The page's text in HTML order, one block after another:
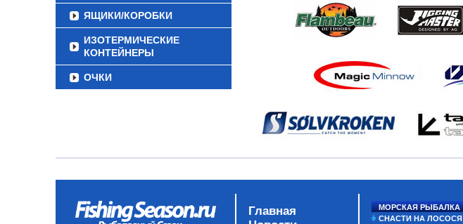
ЯЩИКИ/КОРОБКИ
ИЗОТЕРМИЧЕСКИЕ
КОНТЕЙНЕРЫ
ОЧКИ
Главная
МОРСКАЯ РЫБАЛКА
СНАСТИ НА ЛОСОСЯ